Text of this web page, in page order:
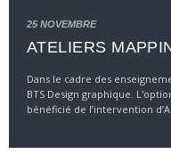
25 NOVEMBRE
ATELIERS
Dans le cadre des
BTS Design graphique.
bénéficié de l’intervention